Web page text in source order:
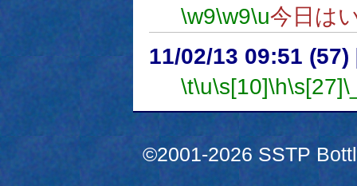
\w9\w9\u今日は
11/02/13 09:51 (57)
\t\u\s[10]\h\s[27]
©2001-2026 SSTP